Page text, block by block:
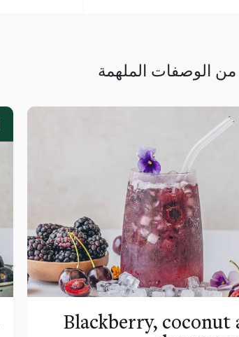
من الوصفات الملهمة
Blackberry, coconut